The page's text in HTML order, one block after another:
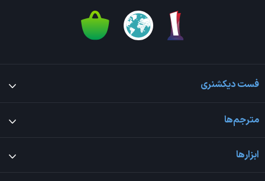
فست دیکشنری
مترجم‌ها
ابزارها